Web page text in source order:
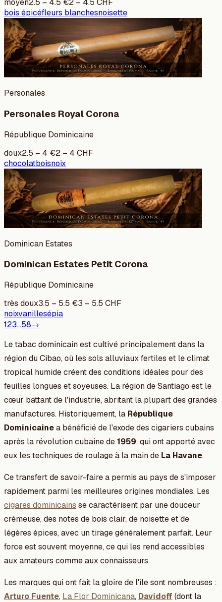
moyen2.5 – 4.5 €2 – 4.5 CHF
bois épicéfleurs blanchesnoisette
Personales
Personales Royal Corona
République Dominicaine
doux2.5 – 4 €2 – 4 CHF
chocolatboisnoix
Dominican Estates
Dominican Estates Petit Corona
République Dominicaine
très doux3.5 – 5.5 €3 – 5.5 CHF
noixvanillesépia
123…58→
Le tabac dominicain est cultivé principalement dans la
région du Cibao, où les sols alluviaux fertiles et le climat
tropical humide créent des conditions idéales pour des
feuilles longues et soyeuses. La région de Santiago est le
cœur battant de l'industrie, abritant la plupart des grandes
manufactures. Historiquement, la République
Dominicainea bénéficié de l'exode des cigariers cubains
après la révolution cubaine de1959, qui ont apporté avec
eux les techniques de roulage à la main de La Havane.
Ce transfert de savoir-faire a permis au pays de s'imposer
rapidement parmi les meilleures origines mondiales. Les
cigares dominicains se caractérisent par une douceur
crémeuse, des notes de bois clair, de noisette et de
légères épices, avec un tirage généralement parfait. Leur
force est souvent moyenne, ce qui les rend accessibles
aux amateurs comme aux connaisseurs.
Les marques qui ont fait la gloire de l'île sont nombreuses :
Arturo Fuente, La Flor Dominicana, Davidoff (dont la